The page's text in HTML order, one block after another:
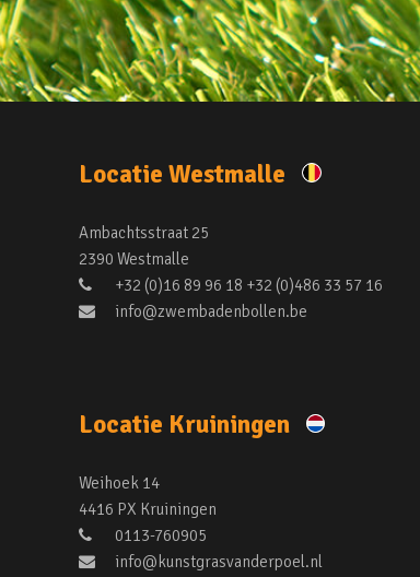
Locatie Westmalle
Ambachtsstraat 25
2390 Westmalle
+32 (0)16 89 96 18 +32 (0)486 33 57 16
info@zwembadenbollen.be
Locatie Kruiningen
Weihoek 14
4416 PX Kruiningen
0113-760905
info@kunstgrasvanderpoel.nl